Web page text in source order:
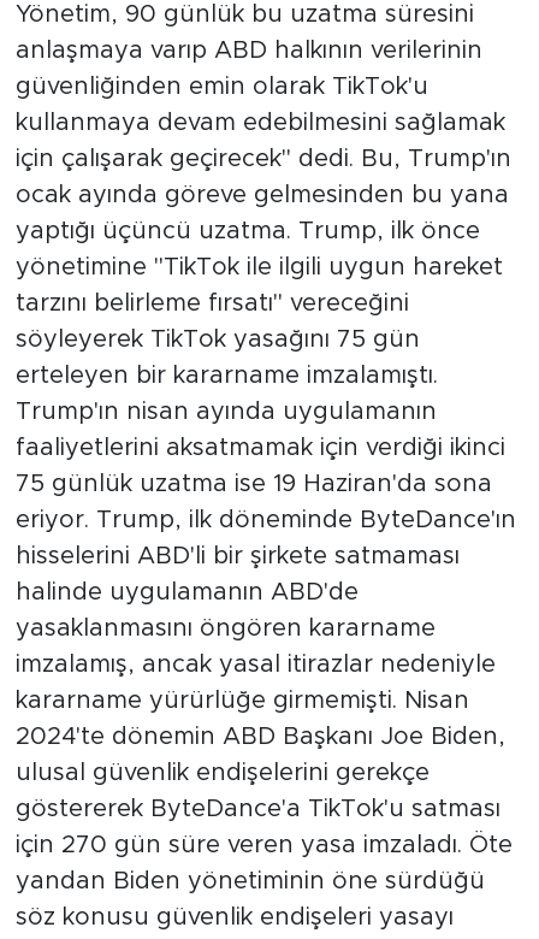
Yönetim, 90 günlük bu uzatma süresini
anlaşmaya varıp ABD halkının verilerinin
güvenliğinden emin olarak TikTok'u
kullanmaya devam edebilmesini sağlamak
için çalışarak geçirecek" dedi. Bu, Trump'ın
ocak ayında göreve gelmesinden bu yana
yaptığı üçüncü uzatma. Trump, ilk önce
yönetimine "TikTok ile ilgili uygun hareket
tarzını belirleme fırsatı" vereceğini
söyleyerek TikTok yasağını 75 gün
erteleyen bir kararname imzalamıştı.
Trump'ın nisan ayında uygulamanın
faaliyetlerini aksatmamak için verdiği ikinci
75 günlük uzatma ise 19 Haziran'da sona
eriyor. Trump, ilk döneminde ByteDance'ın
hisselerini ABD'li bir şirkete satmaması
halinde uygulamanın ABD'de
yasaklanmasını öngören kararname
imzalamış, ancak yasal itirazlar nedeniyle
kararname yürürlüğe girmemişti. Nisan
2024'te dönemin ABD Başkanı Joe Biden,
ulusal güvenlik endişelerini gerekçe
göstererek ByteDance'a TikTok'u satması
için 270 gün süre veren yasa imzaladı. Öte
yandan Biden yönetiminin öne sürdüğü
söz konusu güvenlik endişeleri yasayı